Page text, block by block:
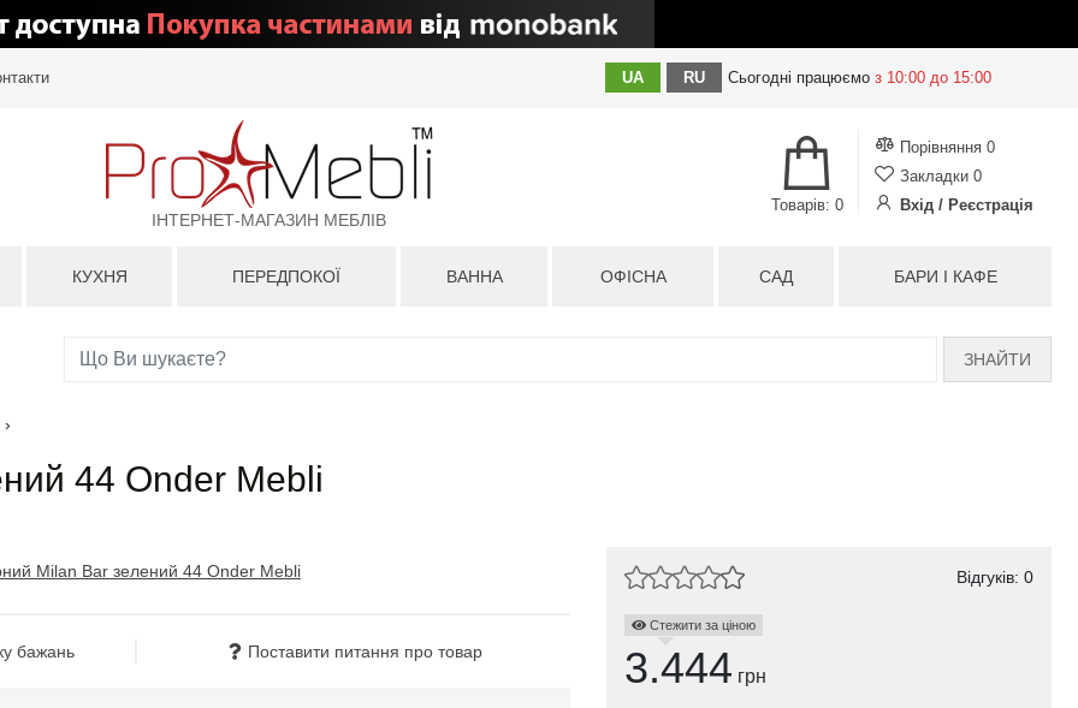
UA RU Сьогодні працюємо з 10:00 до 15:00
ІНТЕРНЕТ-МАГАЗИН МЕБЛІВ
Порівняння 0
Закладки 0
Вхід / Реєстрація
Товарів: 0
КУХНЯ ПЕРЕДПОКОЇ ВАННА ОФІСНА САД БАРИ І КАФЕ
ЗНАЙТИ
›
44 Onder Mebli
бажань Поставити питання про товар
Відгуків: 0
Стежити за ціною
3.444 грн